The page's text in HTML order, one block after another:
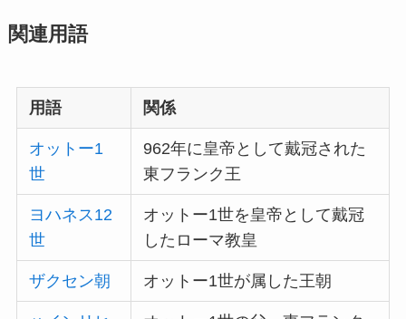
関連用語
用語 関係
オットー1
世
962年に皇帝として戴冠された
東フランク王
ヨハネス12
世
オットー1世を皇帝として戴冠
したローマ教皇
ザクセン朝 オットー1世が属した王朝